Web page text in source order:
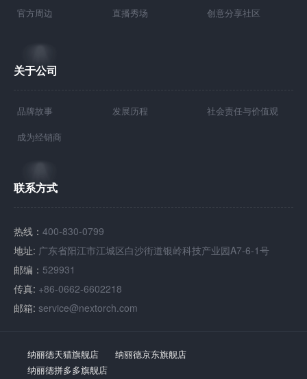
官方周边 直播秀场 创意分享社区
关于公司
品牌故事 发展历程 社会责任与价值观
成为经销商
联系方式
热线： 400-830-0799
地址: 广东省阳江市江城区白沙街道银岭科技产业园A7-6-1号
邮编： 529931
传真: +86-0662-6602218
邮箱: service@nextorch.com
纳丽德天猫旗舰店
纳丽德京东旗舰店
纳丽德拼多多旗舰店